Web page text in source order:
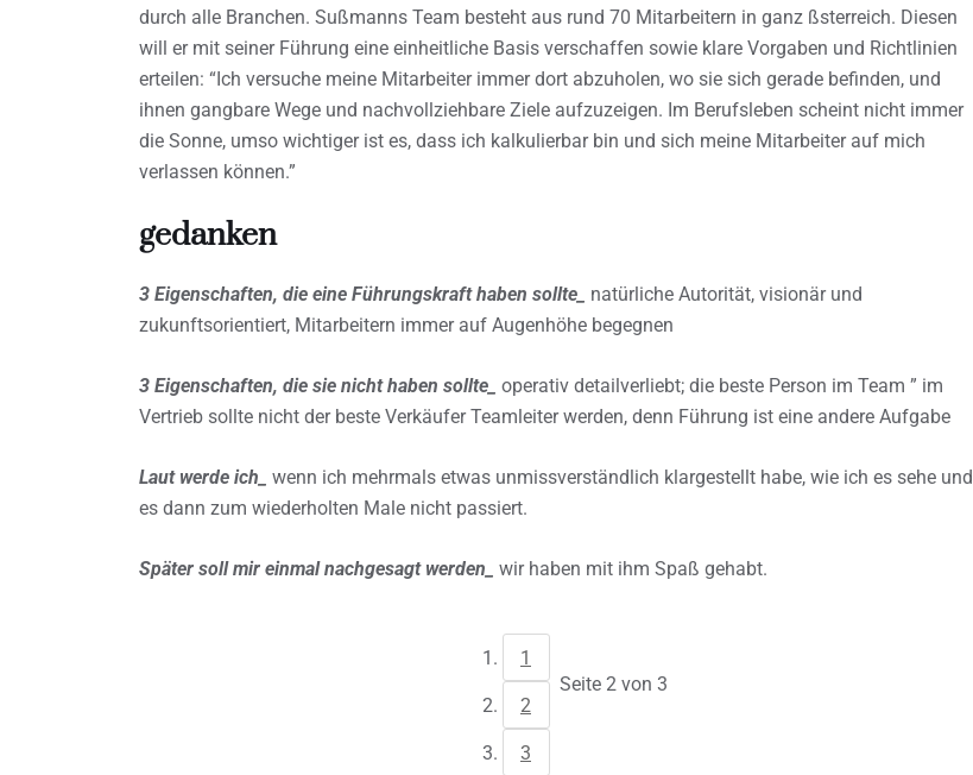
durch alle Branchen. Sußmanns Team besteht aus rund 70 Mitarbeitern in ganz ßsterreich. Diesen
will er mit seiner Führung eine einheitliche Basis verschaffen sowie klare Vorgaben und Richtlinien
erteilen: “Ich versuche meine Mitarbeiter immer dort abzuholen, wo sie sich gerade befinden, und
ihnen gangbare Wege und nachvollziehbare Ziele aufzuzeigen. Im Berufsleben scheint nicht immer
die Sonne, umso wichtiger ist es, dass ich kalkulierbar bin und sich meine Mitarbeiter auf mich
verlassen können.”
gedanken
3 Eigenschaften, die eine Führungskraft haben sollte_
natürliche Autorität, visionär und
zukunftsorientiert, Mitarbeitern immer auf Augenhöhe begegnen
3 Eigenschaften, die sie nicht haben sollte_ operativ detailverliebt; die beste Person im Team ” im
Vertrieb sollte nicht der beste Verkäufer Teamleiter werden, denn Führung ist eine andere Aufgabe
Laut werde ich_
wenn ich mehrmals etwas unmissverständlich klargestellt habe, wie ich es sehe und
es dann zum wiederholten Male nicht passiert.
Später soll mir einmal nachgesagt werden_ wir haben mit ihm Spaß gehabt.
1
2
3
Seite 2 von 3